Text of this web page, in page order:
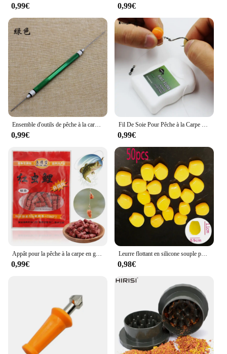
0,99€ 0,99€
Ensemble d'outils de pêche à la carpe, gréement, appât, bouillettes, perceuse, fil, granule, épissage, extracteur, chargement, accessoires, kit, poisson, 3 en 1
0,99€
Fil De Soie Pour Pêche à la Carpe avec Poignée, Accessoires pop-up, Montage Ronnie Rig, Équipement de Pêche, 50m
0,99€
Appât pour la pêche à la carpe en granulés, 1 à 5 sachets
0,99€
Leurre flottant en silicone souple pour la pêche à la carpe, appât Él, odeur de maïs aromatisée, 50 pièces
0,98€